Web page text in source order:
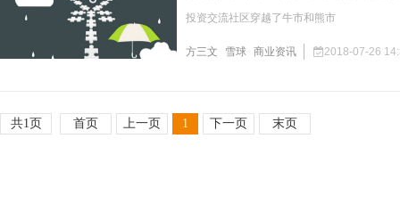
投资交流社区穿越了牛市和熊市
方三文 雪球 商业资讯 2018-07-26
共1页 首页 上一页 1 下一页 末页